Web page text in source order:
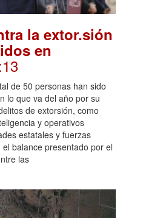
la extor.sión
en
de 50 personas han sido
lo que va del año por su
de extorsión, como
y operativos
estatales y fuerzas
balance presentado por el
las